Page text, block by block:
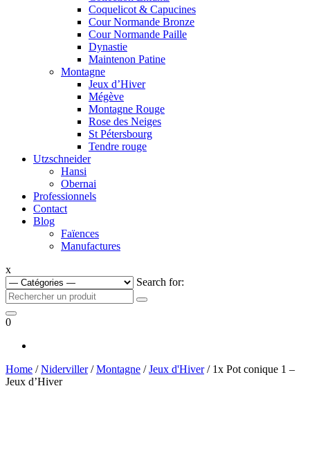
Coquelicot & Capucines
Cour Normande Bronze
Cour Normande Paille
Dynastie
Maintenon Patine
Montagne
Jeux d’Hiver
Mégève
Montagne Rouge
Rose des Neiges
St Pétersbourg
Tendre rouge
Utzschneider
Hansi
Obernai
Professionnels
Contact
Blog
Faïences
Manufactures
x
Search for:
0
Home /Niderviller/Montagne /Jeux d'Hiver/ 1x Pot conique 1 –
Jeux d’Hiver